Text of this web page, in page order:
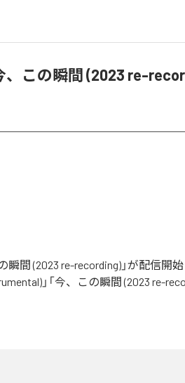
、この瞬間 (2023 re-
瞬間 (2023 re-recording)」が配信
」「今、この瞬間 (2023 re-